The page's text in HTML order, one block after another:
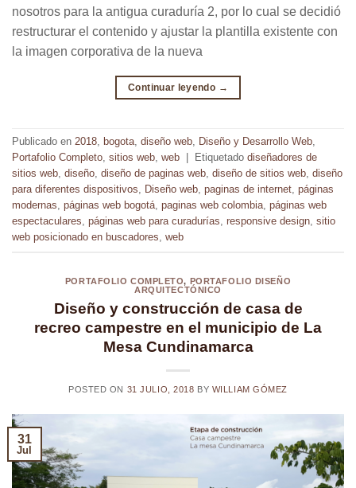
nosotros para la antigua curaduría 2, por lo cual se decidió
restructurar el contenido y ajustar la plantilla existente con
la imagen corporativa de la nueva
Continuar leyendo →
Publicado en 2018, bogota, diseño web, Diseño y Desarrollo Web,
Portafolio Completo, sitios web, web Etiquetado diseñadores de
sitios web, diseño, diseño de paginas web, diseño de sitios web, diseño
para diferentes dispositivos, Diseño web, paginas de internet, páginas
modernas, páginas web bogotá, paginas web colombia, páginas web
espectaculares, páginas web para curadurías, responsive design, sitio
web posicionado en buscadores, web
PORTAFOLIO COMPLETO, PORTAFOLIO DISEÑO
ARQUITECTÓNICO
Diseño y construcción de casa de
recreo campestre en el municipio de La
Mesa Cundinamarca
POSTED ON 31 JULIO, 2018 BY WILLIAM GÓMEZ
31
Jul